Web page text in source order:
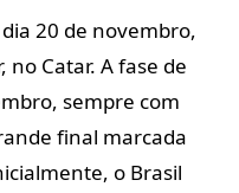
20 de novembro,
no Catar. A fase de
sempre com
final marcada
o Brasil